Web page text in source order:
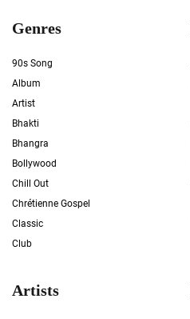
Genres
90s Song
Album
Artist
Bhakti
Bhangra
Bollywood
Chill Out
Chrétienne Gospel
Classic
Club
Artists